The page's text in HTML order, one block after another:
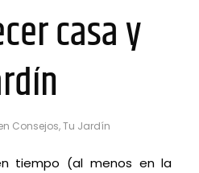
casa y
Consejos,Tu Jardín
tiempo (al menos en la